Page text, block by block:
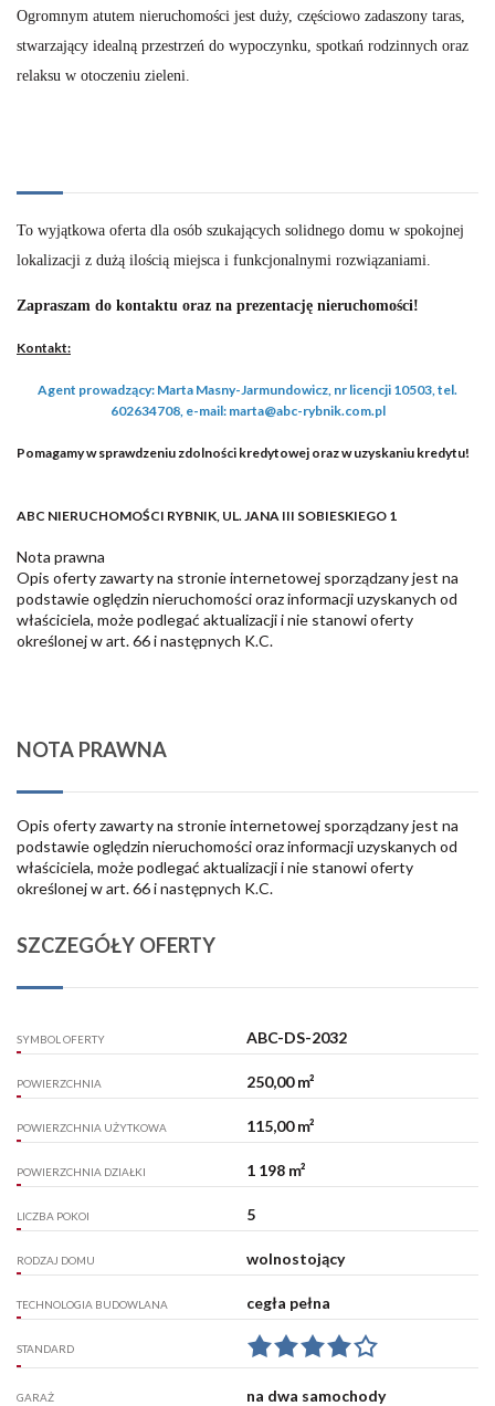
Ogromnym atutem nieruchomości jest duży, częściowo zadaszony taras,
stwarzający idealną przestrzeń do wypoczynku, spotkań rodzinnych oraz
relaksu w otoczeniu zieleni.
To wyjątkowa oferta dla osób szukających solidnego domu w spokojnej
lokalizacji z dużą ilością miejsca i funkcjonalnymi rozwiązaniami.
Zapraszam do kontaktu oraz na prezentację nieruchomości!
Kontakt:
Agent prowadzący: Marta Masny-Jarmundowicz, nr licencji 10503, tel.
602634708, e-mail: marta@abc-rybnik.com.pl
Pomagamy w sprawdzeniu zdolności kredytowej oraz w uzyskaniu kredytu!
ABC NIERUCHOMOŚCI RYBNIK, UL. JANA III SOBIESKIEGO 1
Nota prawna
Opis oferty zawarty na stronie internetowej sporządzany jest na
podstawie oględzin nieruchomości oraz informacji uzyskanych od
właściciela, może podlegać aktualizacji i nie stanowi oferty
określonej w art. 66 i następnych K.C.
NOTA PRAWNA
Opis oferty zawarty na stronie internetowej sporządzany jest na
podstawie oględzin nieruchomości oraz informacji uzyskanych od
właściciela, może podlegać aktualizacji i nie stanowi oferty
określonej w art. 66 i następnych K.C.
SZCZEGÓŁY OFERTY
SYMBOL OFERTY ABC-DS-2032
POWIERZCHNIA 250,00 m²
POWIERZCHNIA UŻYTKOWA 115,00 m²
POWIERZCHNIA DZIAŁKI 1 198 m²
LICZBA POKOI 5
RODZAJ DOMU wolnostojący
TECHNOLOGIA BUDOWLANA cegła pełna
STANDARD
GARAŻ na dwa samochody